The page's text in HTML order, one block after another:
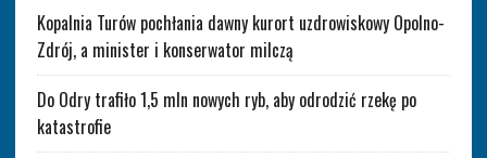
Kopalnia Turów pochłania dawny kurort uzdrowiskowy Opolno-
Zdrój, a minister i konserwator milczą
Do Odry trafiło 1,5 mln nowych ryb, aby odrodzić rzekę po
katastrofie